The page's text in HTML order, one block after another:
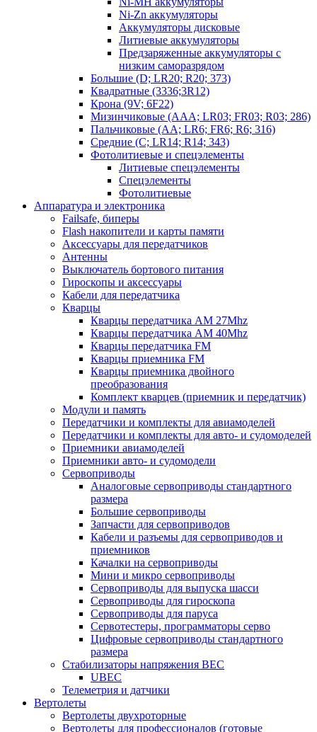
Ni-Zn аккумуляторы
Аккумуляторы дисковые
Литиевые аккумуляторы
Предзаряженные аккумуляторы с
низким саморазрядом
Большие (D; LR20; R20; 373)
Квадратные (3336;3R12)
Крона (9V; 6F22)
Мизинчиковые (AAA; LR03; FR03; R03; 286)
Пальчиковые (AA; LR6; FR6; R6; 316)
Средние (C; LR14; R14; 343)
Фотолитиевые и спецэлементы
Литиевые спецэлементы
Спецэлементы
Фотолитиевые
Аппаратура и электроника
Failsafe, биперы
Flash накопители и карты памяти
Аксессуары для передатчиков
Антенны
Выключатель бортового питания
Гироскопы и аксессуары
Кабели для передатчика
Кварцы
Кварцы передатчика AM 27Mhz
Кварцы передатчика AM 40Mhz
Кварцы передатчика FM
Кварцы приемника FM
Кварцы приемника двойного
преобразования
Комплект кварцев (приемник и передатчик)
Модули и память
Передатчики и комплекты для авиамоделей
Передатчики и комплекты для авто- и судомоделей
Приемники авиамоделей
Приемники авто- и судомодели
Сервоприводы
Аналоговые сервоприводы стандартного
размера
Большие сервоприводы
Запчасти для сервоприводов
Кабели и разъемы для сервоприводов и
приемников
Качалки на сервоприводы
Мини и микро сервоприводы
Сервоприводы для выпуска шасси
Сервоприводы для гироскопа
Сервоприводы для паруса
Сервотестеры, программаторы серво
Цифровые сервоприводы стандартного
размера
Стабилизаторы напряжения BEC
UBEC
Телеметрия и датчики
Вертолеты
Вертолеты двухроторные
Вертолеты для профессионалов (готовые